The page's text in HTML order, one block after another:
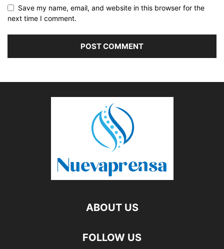
Save my name, email, and website in this browser for the
next time I comment.
ABOUT US
FOLLOW US